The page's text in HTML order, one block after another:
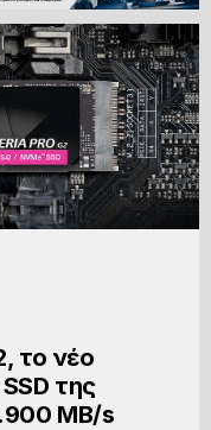
το νέο
της
MB/s